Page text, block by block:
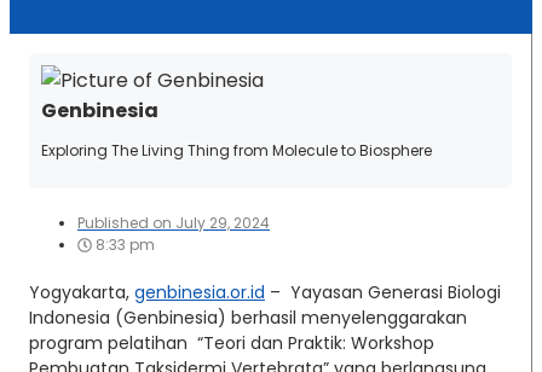
Genbinesia
Exploring The Living Thing from Molecule to Biosphere
Published on July 29, 2024
8:33 pm
Yogyakarta, genbinesia.or.id – Yayasan Generasi Biologi
Indonesia (Genbinesia) berhasil menyelenggarakan
program pelatihan “Teori dan Praktik: Workshop